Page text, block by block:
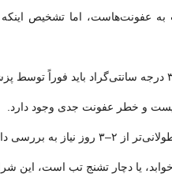
عفونت‌هاست، اما تشخیص
- نوزادان زیر ۳ ماه: هرگونه تب حتی پایین‌تر از ۳۸ درجه سانتی‌گراد باید فوراً
و خطر عفونت جدی وجود دارد.
یا دچار تشنج تب است، این